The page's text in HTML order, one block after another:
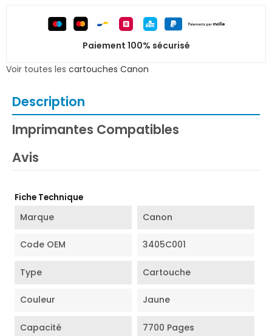
Paiement 100% sécurisé
Voir toutes les cartouches Canon
Description
Imprimantes Compatibles
Avis
Fiche Technique
Marque Canon
Code OEM 3405C001
Type Cartouche
Couleur Jaune
Capacité 7700 Pages